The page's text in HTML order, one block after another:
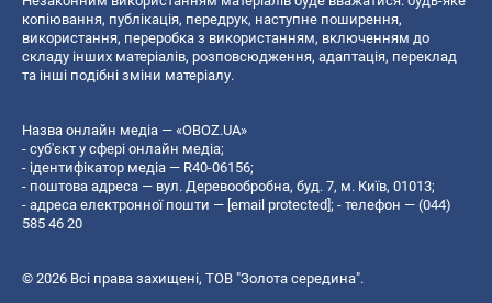
копiювання, публiкацiя, передрук, наступне поширення,
використання, переробка з використанням, включенням до
складу інших матеріалів, розповсюдження, адаптація, переклад
та інші подібні зміни матеріалу.
Назва онлайн медіа — «OBOZ.UA»
- суб'єкт у сфері онлайн медіа;
- ідентифікатор медіа — R40-06156;
- поштова адреса — вул. Деревообробна, буд. 7, м. Київ, 01013;
- адреса електронної пошти — [email protected] ; - телефон — (044)
585 46 20
© 2026 Всі права захищені, ТОВ "Золота середина".